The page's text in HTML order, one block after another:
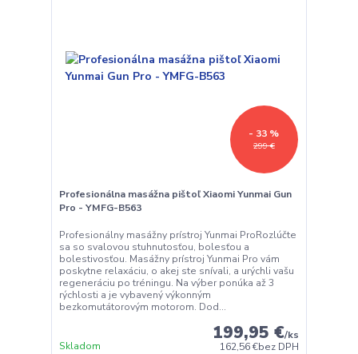
299 €
- 33 %
Profesionálna masážna pištoľ Xiaomi Yunmai Gun
Pro - YMFG-B563
Profesionálny masážny prístroj Yunmai ProRozlúčte
sa so svalovou stuhnutosťou, bolesťou a
bolestivosťou. Masážny prístroj Yunmai Pro vám
poskytne relaxáciu, o akej ste snívali, a urýchli vašu
regeneráciu po tréningu. Na výber ponúka až 3
rýchlosti a je vybavený výkonným
bezkomutátorovým motorom. Dod...
199,95 €/ks
162,56 €bez DPH
Skladom